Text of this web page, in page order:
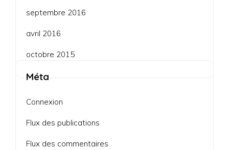
septembre 2016
avril 2016
octobre 2015
Méta
Connexion
Flux des publications
Flux des commentaires